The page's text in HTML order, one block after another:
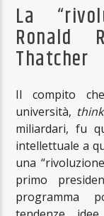
La
Ronald
Thatcher
Il compito
università,
miliardari, fu
intellettuale a
una
primo
programma